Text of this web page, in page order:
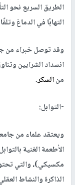
الطريق السريع نحو
التهابًا في الدماغ
وقد توصل خبراء من
انسداد الشرايين
منالسكر.
-التوابل:
ويعتقد علماء من
الأطعمة الغنية
مكسيكي)، والتي
الذاكرة والنشاط